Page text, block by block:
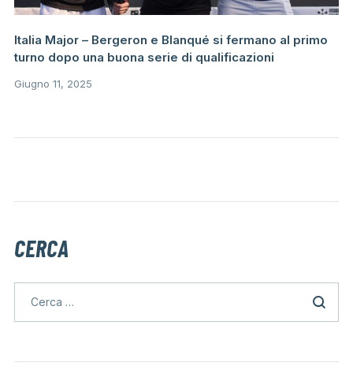
Italia Major – Bergeron e Blanqué si fermano al primo
turno dopo una buona serie di qualificazioni
Giugno 11, 2025
CERCA